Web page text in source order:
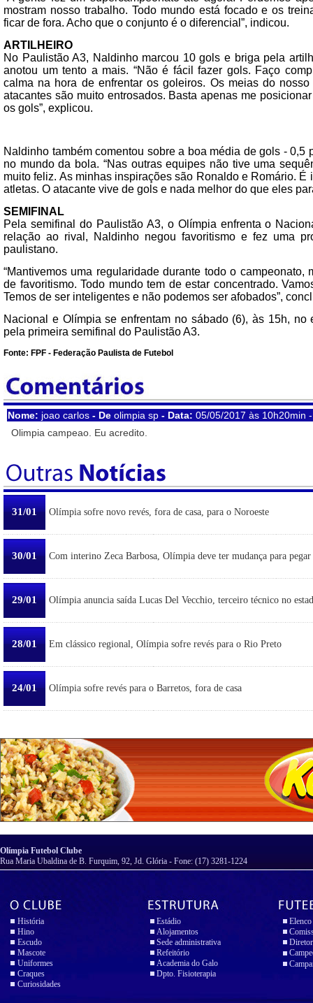
mostram nosso trabalho. Todo mundo está focado e os
ficar de fora. Acho que o conjunto é o diferencial”, indicou.
ARTILHEIRO
No Paulistão A3, Naldinho marcou 10 gols e briga pela
anotou um tento a mais. “Não é fácil fazer gols. Faço
calma na hora de enfrentar os goleiros. Os meias do
atacantes são muito entrosados. Basta apenas me
os gols”, explicou.
Naldinho também comentou sobre a boa média de gols - 0,5
no mundo da bola. “Nas outras equipes não tive uma
muito feliz. As minhas inspirações são Ronaldo e Romário. É
atletas. O atacante vive de gols e nada melhor do que eles
SEMIFINAL
Pela semifinal do Paulistão A3, o Olímpia enfrenta o
relação ao rival, Naldinho negou favoritismo e fez uma
paulistano.
“Mantivemos uma regularidade durante todo o
de favoritismo. Todo mundo tem de estar concentrado.
Temos de ser inteligentes e não podemos ser afobados”,
Nacional e Olímpia se enfrentam no sábado (6), às 15h,
pela primeira semifinal do Paulistão A3.
Fonte: FPF - Federação Paulista de Futebol
Nome: joao carlos - De olimpia sp - Data: 05/05/2017 às 10h20min
Olimpia campeao. Eu acredito.
31/01 Olímpia sofre novo revés, fora de casa, para o Noroeste
30/01 Com interino Zeca Barbosa, Olímpia deve ter mudança para pegar
29/01 Olímpia anuncia saída Lucas Del Vecchio, terceiro técnico no
28/01 Em clássico regional, Olímpia sofre revés para o Rio Preto
24/01 Olímpia sofre revés para o Barretos, fora de casa
Olímpia Futebol Clube
Rua Maria Ubaldina de B. Furquim, 92, Jd. Glória - Fone: (17) 3281-1224
História
Hino
Escudo
Mascote
Uniformes
Craques
Curiosidades
Estádio
Alojamentos
Sede administrativa
Refeitório
Academia do Galo
Dpto. Fisioterapia
Elenco